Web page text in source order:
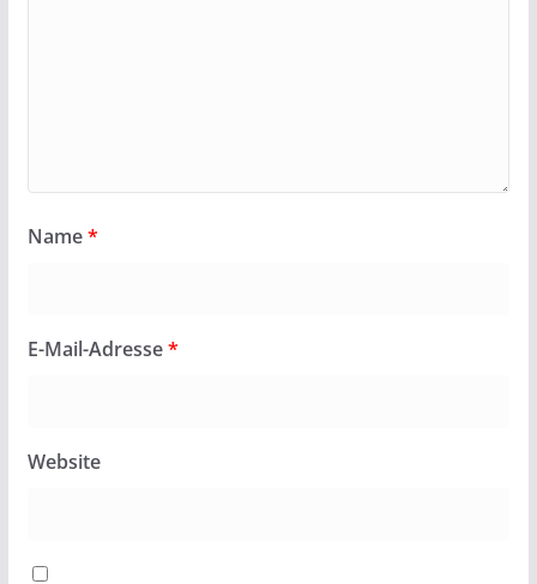
Name*
E-Mail-Adresse*
Website